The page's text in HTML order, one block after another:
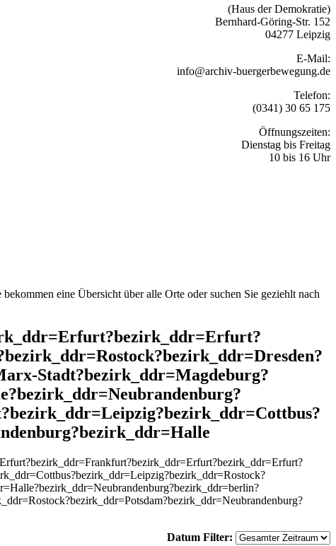
(Haus der Demokratie)
Bernhard-Göring-Str. 152
04277 Leipzig
E-Mail:
info@archiv-buergerbewegung.de
Telefon:
(0341) 30 65 175
Öffnungszeiten:
Dienstag bis Freitag
10 bis 16 Uhr
eine Übersicht über alle Orte oder suchen Sie geziehlt nach
Stadt?bezirk_ddr=Magdeburg?
Datum Filter: